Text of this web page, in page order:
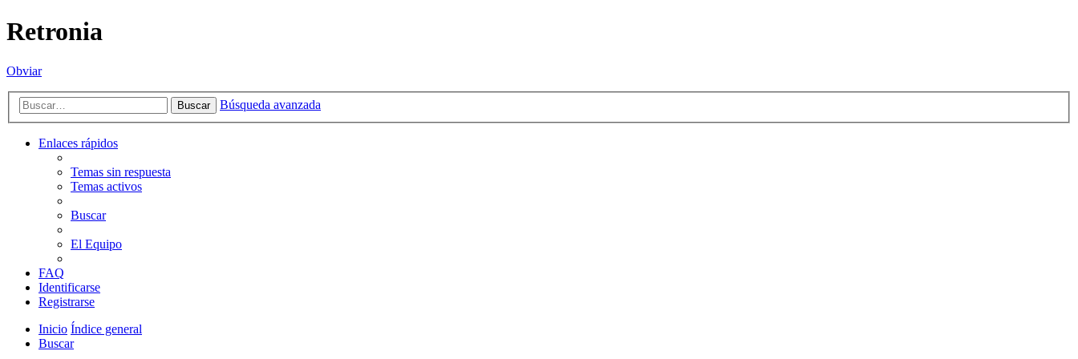
Retronia
Obviar
Buscar Búsqueda avanzada
Enlaces rápidos
Temas sin respuesta
Temas activos
Buscar
El Equipo
FAQ
Identificarse
Registrarse
Inicio Índice general
Buscar